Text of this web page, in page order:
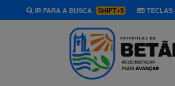
IR PARA A BUSCA SHIFT+5 TECLAS